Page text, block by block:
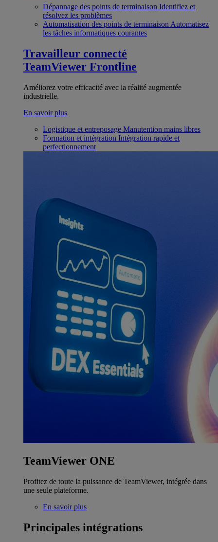
Dépannage des points de terminaison Identifiez et
résolvez les problèmes
Automatisation des points de terminaison Automatisez
les tâches informatiques courantes
Travailleur connecté
TeamViewer Frontline
Améliorez votre efficacité avec la réalité augmentée
industrielle.
En savoir plus
Logistique et entreposage Manutention mains libres
Formation et intégration Intégration rapide et
perfectionnement
TeamViewer ONE
Profitez de toute la puissance de TeamViewer, intégrée dans
une seule plateforme.
En savoir plus
Principales intégrations